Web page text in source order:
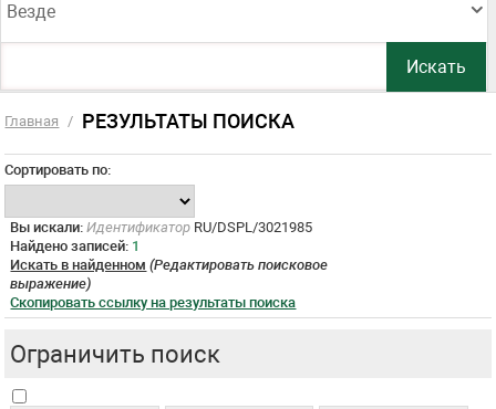
Везде
Главная / РЕЗУЛЬТАТЫ ПОИСКА
Сортировать по:
Вы искали: Идентификатор RU/DSPL/3021985
Найдено записей: 1
Искать в найденном (Редактировать поисковое
выражение)
Скопировать ссылку на результаты поиска
Ограничить поиск